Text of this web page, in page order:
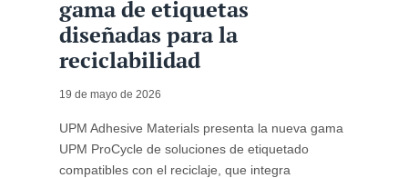
gama de etiquetas
diseñadas para la
reciclabilidad
19 de mayo de 2026
UPM Adhesive Materials presenta la nueva gama
UPM ProCycle de soluciones de etiquetado
compatibles con el reciclaje, que integra